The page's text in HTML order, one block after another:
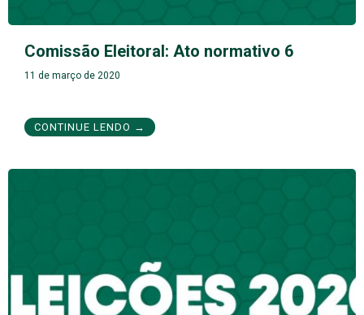
Comissão Eleitoral: Ato normativo 6
11 de março de 2020
CONTINUE LENDO →